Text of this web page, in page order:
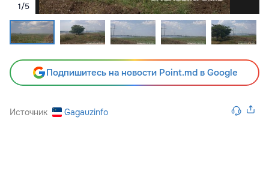
1/5
Подпишитесь на новости Point.md в Google
Источник Gagauzinfo